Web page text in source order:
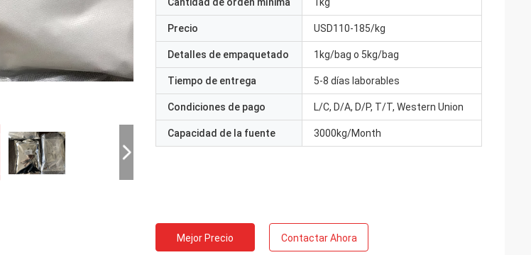
Precio USD110-185/kg
Detalles de empaquetado 1kg/bag o 5kg/bag
Tiempo de entrega 5-8 días laborables
Condiciones de pago L/C, D/A, D/P, T/T, Western Union
Capacidad de la fuente 3000kg/Month
Mejor Precio Contactar Ahora